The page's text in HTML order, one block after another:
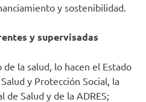
y sostenibilidad.
y supervisadas
la salud, lo hacen el Estado
y Protección Social, la
Salud y de la ADRES;